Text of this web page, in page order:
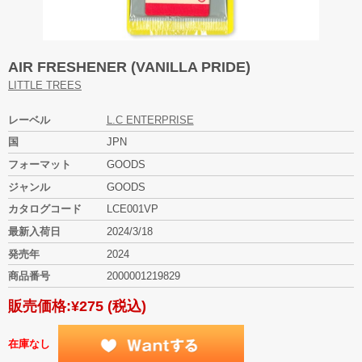
AIR FRESHENER (VANILLA PRIDE)
LITTLE TREES
レーベル
L.C ENTERPRISE
国
JPN
フォーマット
GOODS
ジャンル
GOODS
カタログコード
LCE001VP
最新入荷日
2024/3/18
発売年
2024
商品番号
2000001219829
販売価格:¥275 (税込)
在庫なし